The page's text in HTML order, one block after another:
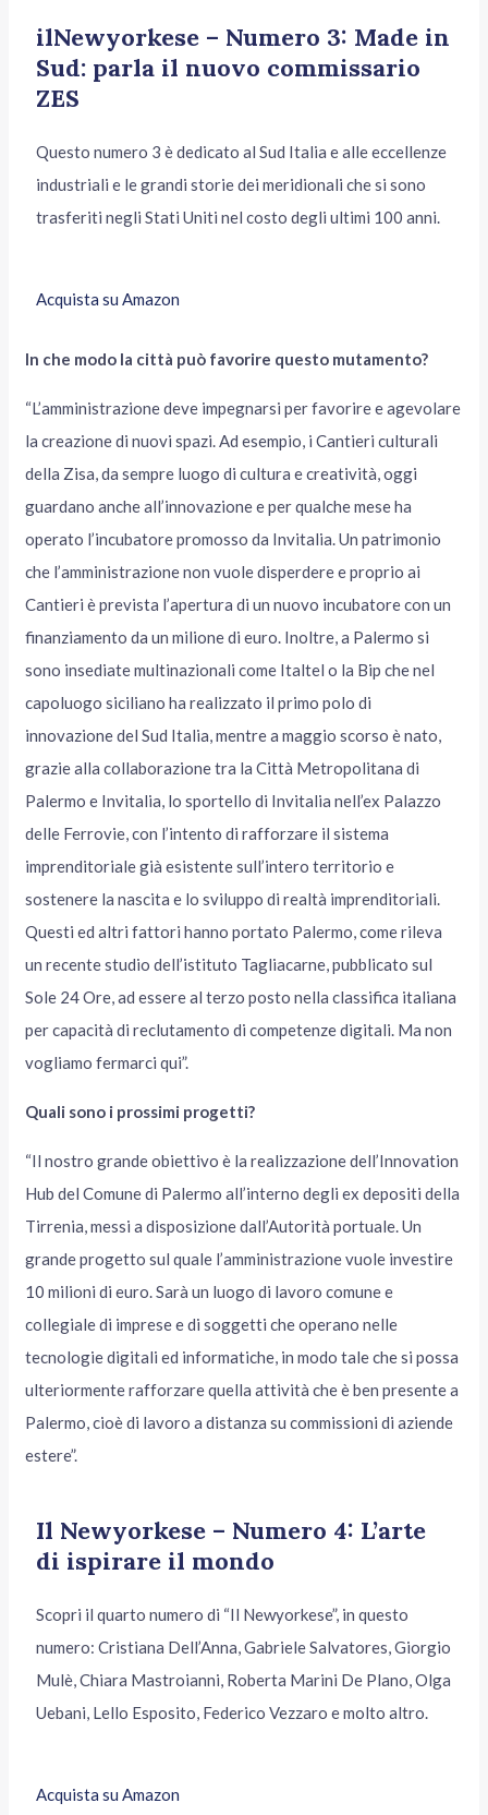
ilNewyorkese – Numero 3: Made in
Sud: parla il nuovo commissario
ZES
Questo numero 3 è dedicato al Sud Italia e alle eccellenze
industriali e le grandi storie dei meridionali che si sono
trasferiti negli Stati Uniti nel costo degli ultimi 100 anni.
Acquista su Amazon
In che modo la città può favorire questo mutamento?
“L’amministrazione deve impegnarsi per favorire e agevolare
la creazione di nuovi spazi. Ad esempio, i Cantieri culturali
della Zisa, da sempre luogo di cultura e creatività, oggi
guardano anche all’innovazione e per qualche mese ha
operato l’incubatore promosso da Invitalia. Un patrimonio
che l’amministrazione non vuole disperdere e proprio ai
Cantieri è prevista l’apertura di un nuovo incubatore con un
finanziamento da un milione di euro. Inoltre, a Palermo si
sono insediate multinazionali come Italtel o la Bip che nel
capoluogo siciliano ha realizzato il primo polo di
innovazione del Sud Italia, mentre a maggio scorso è nato,
grazie alla collaborazione tra la Città Metropolitana di
Palermo e Invitalia, lo sportello di Invitalia nell’ex Palazzo
delle Ferrovie, con l’intento di rafforzare il sistema
imprenditoriale già esistente sull’intero territorio e
sostenere la nascita e lo sviluppo di realtà imprenditoriali.
Questi ed altri fattori hanno portato Palermo, come rileva
un recente studio dell’istituto Tagliacarne, pubblicato sul
Sole 24 Ore, ad essere al terzo posto nella classifica italiana
per capacità di reclutamento di competenze digitali. Ma non
vogliamo fermarci qui”.
Quali sono i prossimi progetti?
“Il nostro grande obiettivo è la realizzazione dell’Innovation
Hub del Comune di Palermo all’interno degli ex depositi della
Tirrenia, messi a disposizione dall’Autorità portuale. Un
grande progetto sul quale l’amministrazione vuole investire
10 milioni di euro. Sarà un luogo di lavoro comune e
collegiale di imprese e di soggetti che operano nelle
tecnologie digitali ed informatiche, in modo tale che si possa
ulteriormente rafforzare quella attività che è ben presente a
Palermo, cioè di lavoro a distanza su commissioni di aziende
estere”.
Il Newyorkese – Numero 4: L’arte
di ispirare il mondo
Scopri il quarto numero di “Il Newyorkese”, in questo
numero: Cristiana Dell’Anna, Gabriele Salvatores, Giorgio
Mulè, Chiara Mastroianni, Roberta Marini De Plano, Olga
Uebani, Lello Esposito, Federico Vezzaro e molto altro.
Acquista su Amazon